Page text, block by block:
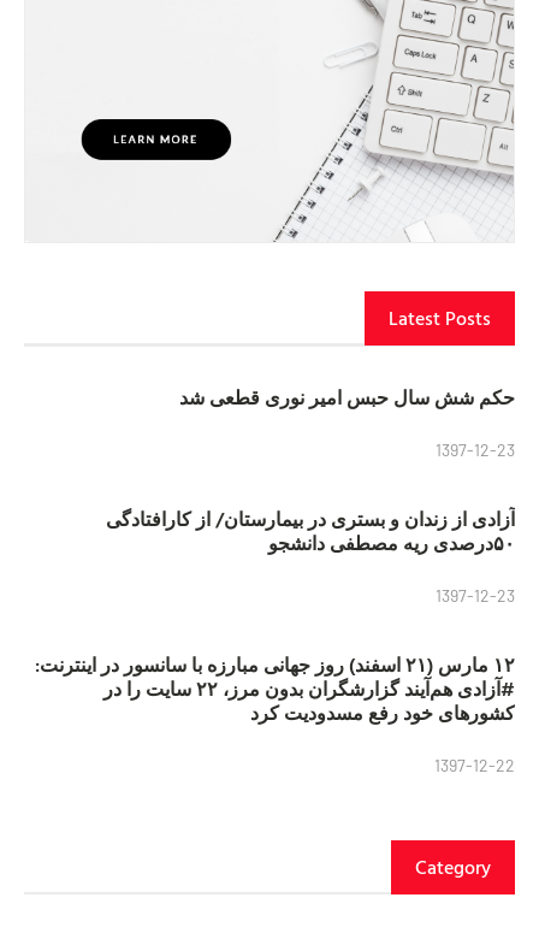
Latest Posts
حکم شش سال حبس امیر نوری قطعی شد
1397-12-23
آزادی از زندان و بستری در بیمارستان/ از کارافتادگی
۵۰درصدی ریه مصطفی دانشجو
1397-12-23
۱۲ مارس (۲۱ اسفند) روز جهانی مبارزه با سانسور در اینترنت:
#آزادی هم‌آیند گزارشگران‌ بدون مرز، ۲۲ سایت را در
کشورهای خود رفع مسدودیت کرد
1397-12-22
Category